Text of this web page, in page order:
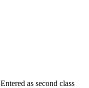
as second class